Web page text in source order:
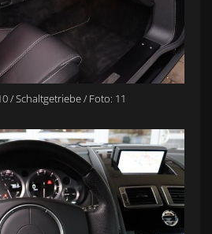
/ Schaltgetriebe / Foto: 11